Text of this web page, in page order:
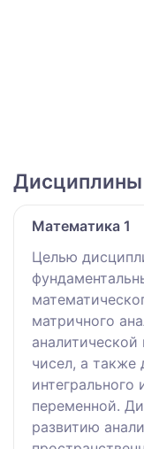
Дисциплины
Математика 1
Целью
матричного
чисел, а также
переменной.
развитию